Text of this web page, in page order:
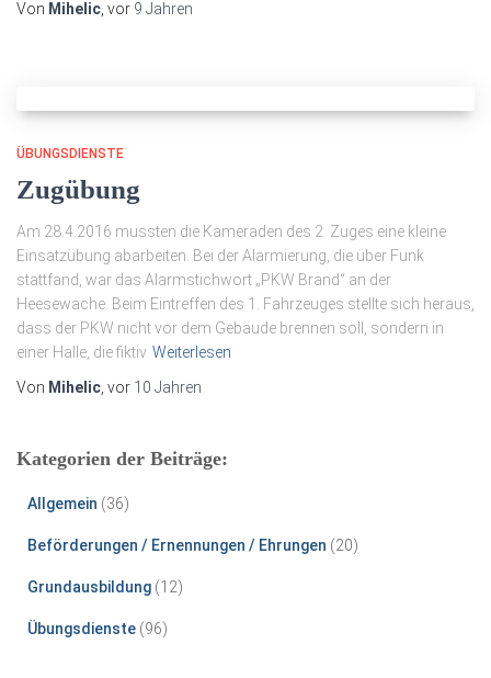
Von Mihelic, vor 9 Jahren
ÜBUNGSDIENSTE
Zugübung
Am 28.4.2016 mussten die Kameraden des 2. Zuges eine kleine
Einsatzübung abarbeiten. Bei der Alarmierung, die über Funk
stattfand, war das Alarmstichwort „PKW Brand“ an der
Heesewache. Beim Eintreffen des 1. Fahrzeuges stellte sich heraus,
dass der PKW nicht vor dem Gebäude brennen soll, sondern in
einer Halle, die fiktiv Weiterlesen
Von Mihelic, vor 10 Jahren
Kategorien der Beiträge:
Allgemein (36)
Beförderungen / Ernennungen / Ehrungen (20)
Grundausbildung (12)
Übungsdienste (96)